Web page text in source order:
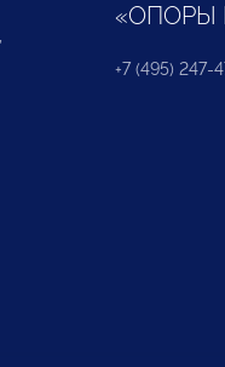
«ОПОРЫ
+7 (495) 247-